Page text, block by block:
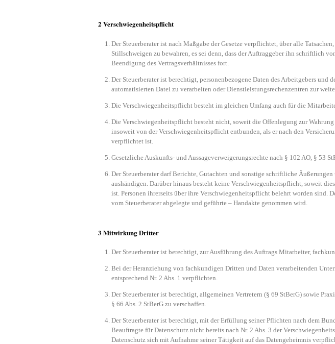
2 Verschwiegenheitspflicht
Der Steuerberater ist nach Maßgabe der Gesetze verpflichtet, über alle
Stillschweigen zu bewahren, es sei denn, dass der Auftraggeber ihn schriftlich
Beendigung des Vertragsverhältnisses fort.
Der Steuerberater ist berechtigt, personenbezogene Daten des Arbeitgebers
automatisierten Datei zu verarbeiten oder Dienstleistungsrechenzentren zur
Die Verschwiegenheitspflicht besteht im gleichen Umfang auch für die
Die Verschwiegenheitspflicht besteht nicht, soweit die Offenlegung zur
insoweit von der Verschwiegenheitspflicht entbunden, als er nach den
verpflichtet ist.
Gesetzliche Auskunfts- und Aussageverweigerungsrechte nach § 102 AO, § 53
Der Steuerberater darf Berichte, Gutachten und sonstige schriftliche
aushändigen. Darüber hinaus besteht keine Verschwiegenheitspflicht, soweit
ist. Personen ihrerseits über ihre Verschwiegenheitspflicht belehrt worden sind.
vom Steuerberater abgelegte und geführte – Handakte genommen wird.
3 Mitwirkung Dritter
Der Steuerberater ist berechtigt, zur Ausführung des Auftrags Mitarbeiter,
Bei der Heranziehung von fachkundigen Dritten und Daten verarbeitenden
entsprechend Nr. 2 Abs. 1 verpflichten.
Der Steuerberater ist berechtigt, allgemeinen Vertretern (§ 69 StBerG) sowie
§ 66 Abs. 2 StBerG zu verschaffen.
Der Steuerberater ist berechtigt, mit der Erfüllung seiner Pflichten nach dem
Beauftragte für Datenschutz nicht bereits nach Nr. 2 Abs. 3 der
Datenschutz sich mit Aufnahme seiner Tätigkeit auf das Datengeheimnis